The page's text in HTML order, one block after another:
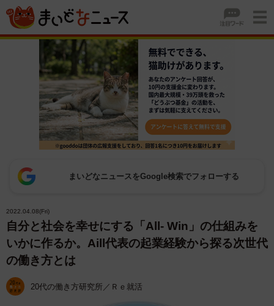
まいどなニュースをGoogle検索でフォローする
2022.04.08(Fri)
自分と社会を幸せにする「All- Win」の仕組みを
いかに作るか。Aill代表の起業経験から探る次世代
の働き方とは
20代の働き方研究所／Ｒｅ就活